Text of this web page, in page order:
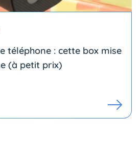
téléphone : cette box mise
(à petit prix)